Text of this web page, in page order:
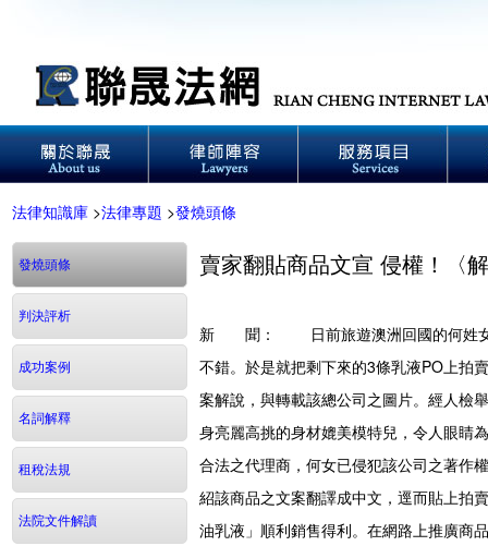
法律知識庫 >法律專題 >發燒頭條
發燒頭條
判決評析
成功案例
名詞解釋
租稅法規
法院文件解讀
賣家翻貼商品文宣 侵權！〈
新 聞：
日前旅遊澳洲回國的何姓女
不錯。於是就把剩下來的3條乳液PO上拍
案解說，與轉載該總公司之圖片。經人檢
身亮麗高挑的身材媲美模特兒，令人眼睛
合法之代理商，何女已侵犯該公司之著作
紹該商品之文案翻譯成中文，逕而貼上拍
油乳液」順利銷售得利。在網路上推廣商